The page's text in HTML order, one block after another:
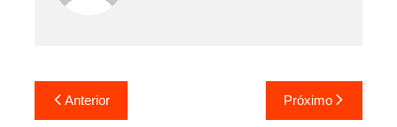
Navegação
de
Anterior Próximo